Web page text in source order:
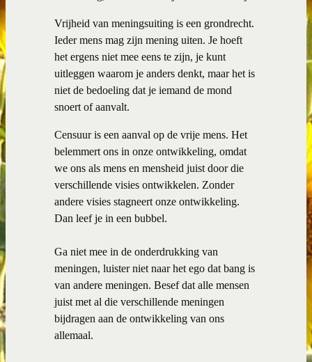
Vrijheid van meningsuiting is een grondrecht.
Ieder mens mag zijn mening uiten. Je hoeft
het ergens niet mee eens te zijn, je kunt
uitleggen waarom je anders denkt, maar het is
niet de bedoeling dat je iemand de mond
snoert of aanvalt.
Censuur is een aanval op de vrije mens. Het
belemmert ons in onze ontwikkeling, omdat
we ons als mens en mensheid juist door die
verschillende visies ontwikkelen. Zonder
andere visies stagneert onze ontwikkeling.
Dan leef je in een bubbel.
Ga niet mee in de onderdrukking van
meningen, luister niet naar het ego dat bang is
van andere meningen. Besef dat alle mensen
juist met al die verschillende meningen
bijdragen aan de ontwikkeling van ons
allemaal.